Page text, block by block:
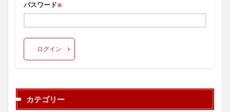
パスワード※
ログイン
カテゴリー